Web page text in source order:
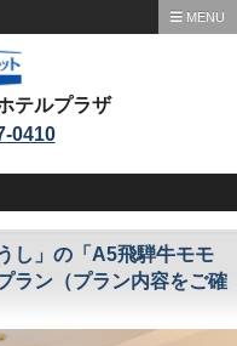
MENU
テルプラザ
0410
し」の「A5飛騨牛モモ
ラン（プラン内容をご確